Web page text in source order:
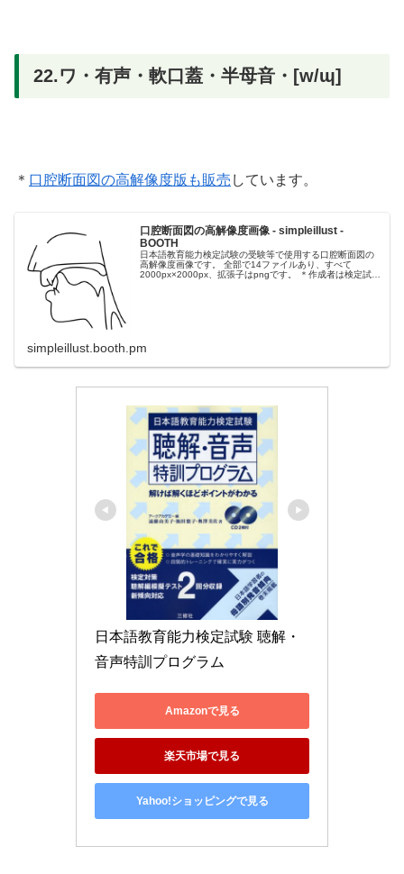
22.ワ・有声・軟口蓋・半母音・[w/ɰ]
＊ 口腔断面図の高解像度版も販売 しています。
口腔断面図の高解像度画像 - simpleillust -
BOOTH
日本語教育能力検定試験の受験等で使用する口腔断面図の
高解像度画像です。 全部で14ファイルあり、すべて
2000px×2000px、拡張子はpngです。 ＊作成者は検定試験
simpleillust.booth.pm
日本語教育能力検定試験 聴解・
音声特訓プログラム
Amazonで見る
楽天市場で見る
Yahoo!ショッピングで見る